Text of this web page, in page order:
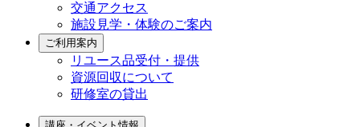
交通アクセス
施設見学・体験のご案内
ご利用案内
リユース品受付・提供
資源回収について
研修室の貸出